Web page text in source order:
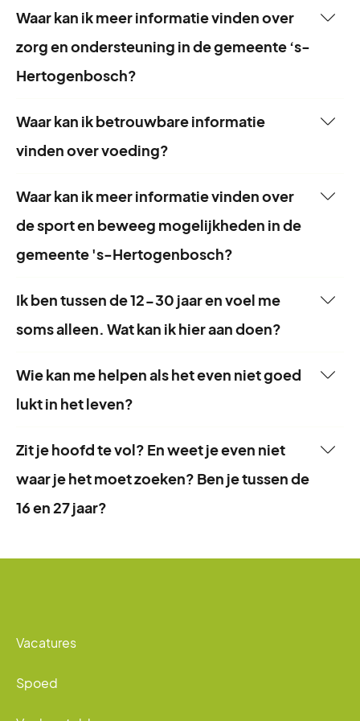
NewHealth
NewHealth helpt mensen om zich beter te voelen
doen, maar die ook samen met je behandelaar
gebruikt kunnen worden. Denk hierbij aan:
piekeren, stress, rouw, mantelzorg en de
overgang. Zo wordt hulp makkelijk bereikbaar,
praktijk hoeft te komen.
Bekijk alle zelfhulpmodules
Wil je snel weten of je naar de dokter moet? Met
deze MINDD krijg je meteen duidelijkheid. Je
weet wat je moet doen en je voorkomt onnodig
wachten bij de huisarts of huisartsenpost. Ga
AppstoreofGoogle Playstore.
Ga naar MoetIkNaarDeDokter
Waar kan ik meer informatie vinden over
zorg en ondersteuning in de gemeente ‘s-
Hertogenbosch?
Waar kan ik betrouwbare informatie
vinden over voeding?
Waar kan ik meer informatie vinden over
de sport en beweeg mogelijkheden in de
gemeente 's-Hertogenbosch?
Ik ben tussen de 12-30 jaar en voel me
soms alleen. Wat kan ik hier aan doen?
Wie kan me helpen als het even niet goed
lukt in het leven?
Zit je hoofd te vol? En weet je even niet
waar je het moet zoeken? Ben je tussen de
16 en 27 jaar?
Vacatures
Spoed